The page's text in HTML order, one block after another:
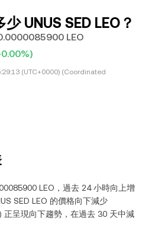
UNUS SED LEO？
LEO
(UTC+0000) (Coordinated
LEO，過去 24 小時向上增
SED LEO 的價格向下減少
正呈現向下趨勢，在過去 30 天中減